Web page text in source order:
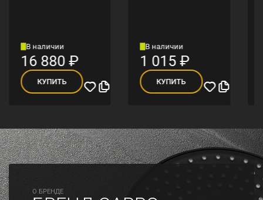
В наличии
16 880₽
КУПИТЬ
В наличии
1 015₽
КУПИТЬ
O БРЕНДЕ